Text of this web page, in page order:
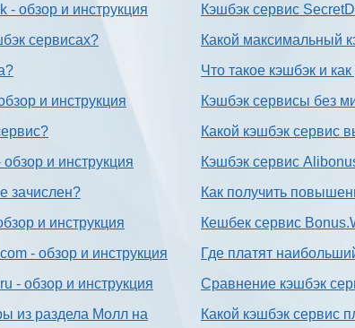
- обзор и инструкция
сервисах?
и инструкция
и инструкция
зачислен?
и инструкция
- обзор и инструкция
- обзор и инструкция
из раздела Молл на
Кэшбэк сервис
Какой максимальный
Что такое кэшбэк и
Кэшбэк сервисы без
Какой кэшбэк сервис
Кэшбэк сервис
Как получить
Кешбек сервис
Где платят
Сравнение кэшбэк
Какой кэшбэк сервис